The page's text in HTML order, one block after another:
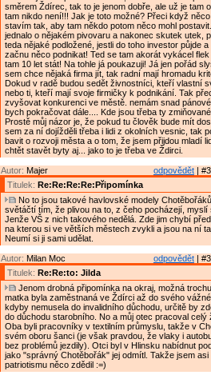
směrem Ždírec, tak to je jenom dobře, ale už je tam
tam nikdo není!!! Jak je toto možné? Přeci když
stavím tak, aby tam někdo potom něco mohl
jednalo o nějakém pivovaru a nakonec skutek utek,
teda nějaké podložené, jestli do toho investor půjde
začnu něco podnikat! Ted se tam akorát vykácel
tam 10 let stát! Na tohle já poukazuji! Já jen pořád
sem chce nějaká firma jít, tak radní mají hromadu
Dokud v radě budou sedět živnostníci, kteří vlastní
nebo ti, kteří mají svoje firmičky k podnikání. Tak
zvyšovat konkurenci ve městě. nemám snad
bych pokračovat dále.... Kde jsou třeba ty
Prostě můj názor je, že pokud tu člověk bude mít
sem za ní dojížděli třeba i lidi z okolních vesnic, tak
bavit o rozvoji města a o tom, že jsem přijdou mladí
chtět stavět byty aj... jako to je třeba ve Ždirci.
odpovědět |
Autor: Majer
Titulek: Re:Re:Re:Re:Připomínka
No to jsou takové havlovské modely
světáčtí tím, že plivou na to, z čeho pocházejí, myslí
Jenže VŠ z nich takového nedělá. Zde jim chybí
na kterou si ve větších městech zvykli a jsou na ní
Neumí si ji sami udělat.
odpovědět |
Autor: Milan Moc
Titulek: Re:Re:to: Jilda
Jenom drobná připomínka na okraj, možná
matka byla zaměstnaná ve Ždírci až do svého
kdyby nemusela do invalidního důchodu, určitě by
do důchodu starobního. No a můj otec pracoval celý
Oba byli pracovníky v textilním průmyslu, takže v
svém oboru šanci (je však pravdou, že vlaky i
bez problémů jezdily). Otci byl v Hlinsku nabídnut
jako "správný Chotěbořák" jej odmítl. Takže jsem asi
patriotismu něco zdědil :=)